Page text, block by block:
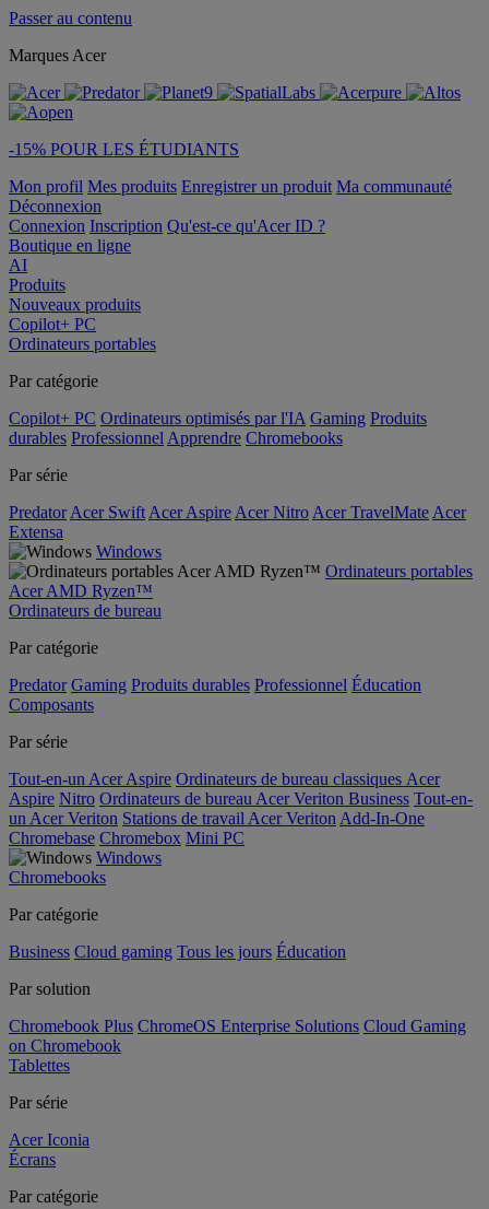
Passer au contenu
Marques Acer
-15% POUR LES ÉTUDIANTS
Mon profil Mes produits Enregistrer un produit Ma communauté
Déconnexion
Connexion Inscription Qu'est-ce qu'Acer ID ?
Boutique en ligne
AI
Produits
Nouveaux produits
Copilot+ PC
Ordinateurs portables
Par catégorie
Copilot+ PC Ordinateurs optimisés par l'IA Gaming Produits
durables Professionnel Apprendre Chromebooks
Par série
Predator Acer Swift Acer Aspire Acer Nitro Acer TravelMate Acer
Extensa
Windows
Ordinateurs portables
Acer AMD Ryzen™
Ordinateurs de bureau
Par catégorie
Predator Gaming Produits durables Professionnel Éducation
Composants
Par série
Tout-en-un Acer Aspire Ordinateurs de bureau classiques Acer
Aspire Nitro Ordinateurs de bureau Acer Veriton Business Tout-en-
un Acer Veriton Stations de travail Acer Veriton Add-In-One
Chromebase Chromebox Mini PC
Windows
Chromebooks
Par catégorie
Business Cloud gaming Tous les jours Éducation
Par solution
Chromebook Plus ChromeOS Enterprise Solutions Cloud Gaming
on Chromebook
Tablettes
Par série
Acer Iconia
Écrans
Par catégorie